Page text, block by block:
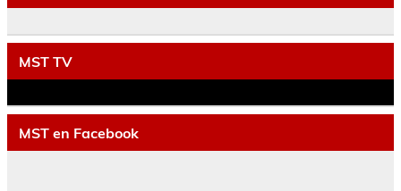
MST TV
MST en Facebook